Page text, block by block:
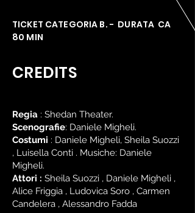
TICKET CATEGORIA B. - DURATA CA
80 MIN
CREDITS
Regia : Shedan Theater.
Scenografie: Daniele Migheli.
Costumi : Daniele Migheli, Sheila Suozzi
, Luisella Conti . Musiche: Daniele
Migheli.
Attori : Sheila Suozzi , Daniele Migheli ,
Alice Friggia , Ludovica Soro , Carmen
Candelera , Alessandro Fadda